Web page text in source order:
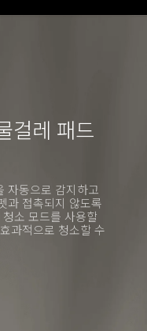
걸레 패드
자동으로 감지하고
과 접촉되지 않도록
소 모드를 사용할
과적으로 청소할 수